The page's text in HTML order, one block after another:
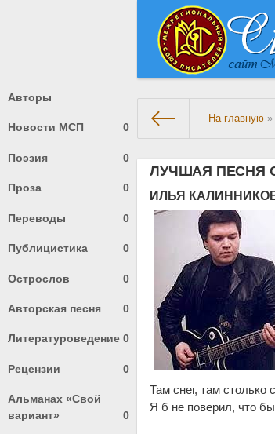
Авторы
Новости МСП 0
Поэзия 0
Проза 0
Переводы 0
Публицистика 0
Острослов 0
Авторская песня 0
Литературоведение 0
Рецензии 0
Альманах «Свой
вариант»
0
На главную
ЛУЧШАЯ ПЕСНЯ
ИЛЬЯ
Там снег, там столько
Я б не поверил, что